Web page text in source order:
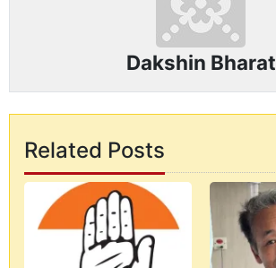
Dakshin Bharat
Related Posts